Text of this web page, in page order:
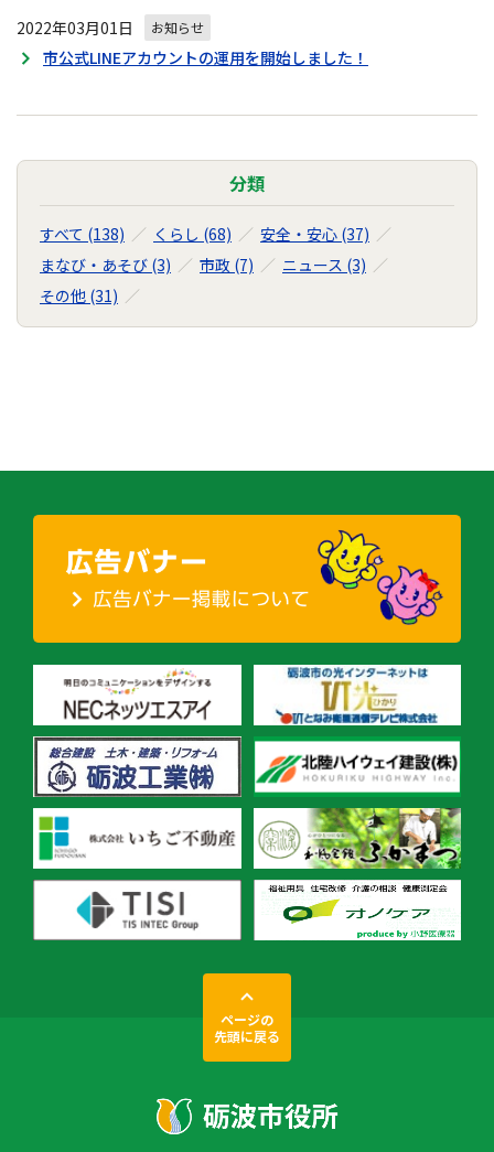
2022年03月01日 お知らせ
市公式LINEアカウントの運用を開始しました！
分類
すべて (138) くらし (68)
安全・安心 (37)
まなび・あそび (3)
市政 (7)
ニュース (3)
その他 (31)
ページの
先頭に戻る